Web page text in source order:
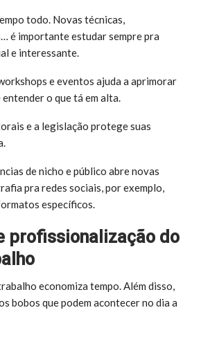
todo. Novas técnicas,
é importante estudar sempre pra
e interessante.
e eventos ajuda a aprimorar
o que tá em alta.
e a legislação protege suas
de nicho e público abre novas
pra redes sociais, por exemplo,
específicos.
profissionalização do
economiza tempo. Além disso,
bobos que podem acontecer no dia a